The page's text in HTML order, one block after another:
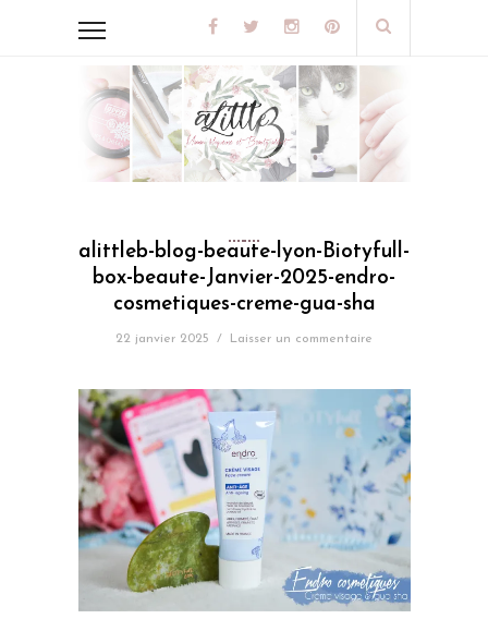
alittleb-blog-beaute-lyon-Biotyfull-
box-beaute-Janvier-2025-endro-
cosmetiques-creme-gua-sha
22 janvier 2025 / Laisser un commentaire